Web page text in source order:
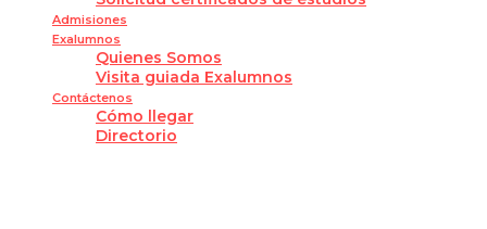
Admisiones
Exalumnos
Quienes Somos
Visita guiada Exalumnos
Contáctenos
Cómo llegar
Directorio